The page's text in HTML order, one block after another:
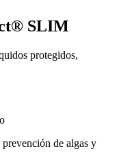
SLIM
protegidos,
de algas y